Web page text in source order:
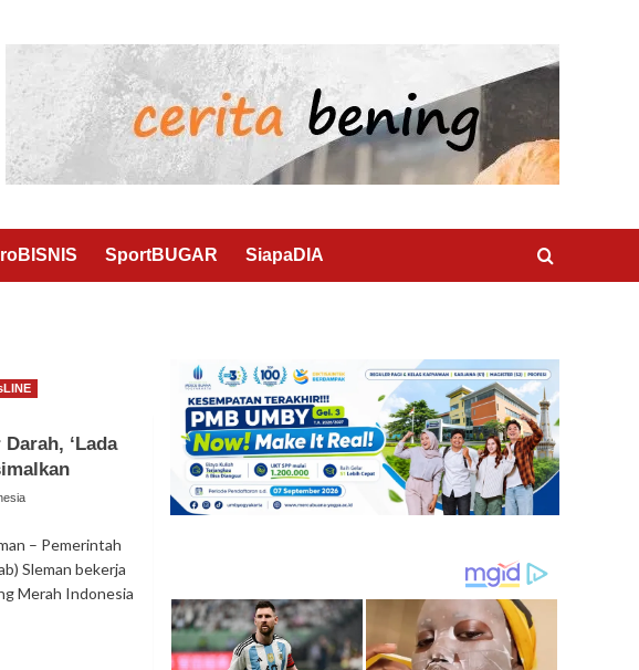
SportBUGAR SiapaDIA
‘Lada
– Pemerintah
Sleman bekerja
Merah Indonesia